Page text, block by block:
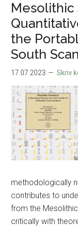
Mesolithic
the
South
17.07.2023 Skriv
methodologically
contributes to
from the
critically with